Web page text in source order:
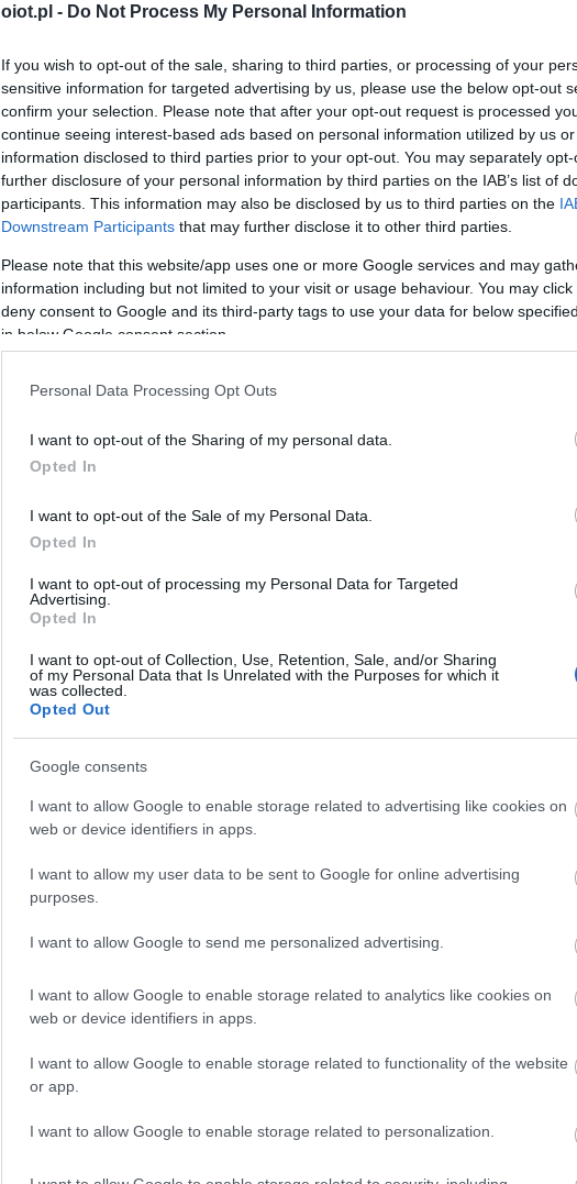
oiot.pl - Do Not Process My Personal Information
If you wish to opt-out of the sale, sharing to third parties, or processing of your
sensitive information for targeted advertising by us, please use the below opt-out
confirm your selection. Please note that after your opt-out request is processed
continue seeing interest-based ads based on personal information utilized by us
information disclosed to third parties prior to your opt-out. You may separately
further disclosure of your personal information by third parties on the IAB’s list of
participants. This information may also be disclosed by us to third parties on the
Downstream Participants that may further disclose it to other third parties.
Please note that this website/app uses one or more Google services and may
information including but not limited to your visit or usage behaviour. You may
deny consent to Google and its third-party tags to use your data for below
in below Google consent section.
Personal Data Processing Opt Outs
I want to opt-out of the Sharing of my personal data.
Opted In
I want to opt-out of the Sale of my Personal Data.
Opted In
I want to opt-out of processing my Personal Data for Targeted
Advertising.
Opted In
I want to opt-out of Collection, Use, Retention, Sale, and/or Sharing
of my Personal Data that Is Unrelated with the Purposes for which it
was collected.
Opted Out
Google consents
I want to allow Google to enable storage related to advertising like cookies on
web or device identifiers in apps.
I want to allow my user data to be sent to Google for online advertising
purposes.
I want to allow Google to send me personalized advertising.
I want to allow Google to enable storage related to analytics like cookies on
web or device identifiers in apps.
I want to allow Google to enable storage related to functionality of the website
or app.
I want to allow Google to enable storage related to personalization.
TP-LINK
Ten router TP-Link
ALBERT ŻUREK ·
się,